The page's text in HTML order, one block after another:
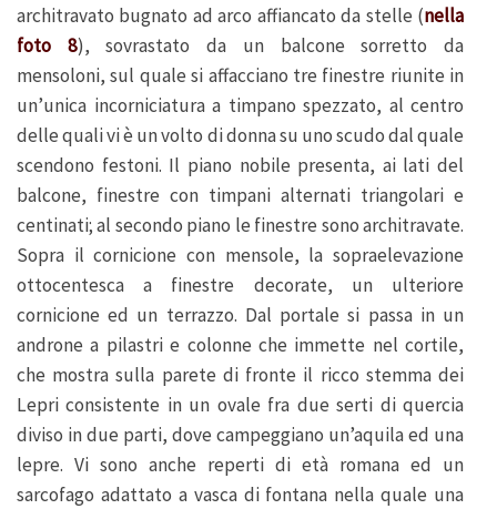
architravato bugnato ad arco affiancato da stelle (nella
foto 8), sovrastato da un balcone sorretto da
mensoloni, sul quale si affacciano tre finestre riunite in
un’unica incorniciatura a timpano spezzato, al centro
delle quali vi è un volto di donna su uno scudo dal quale
scendono festoni. Il piano nobile presenta, ai lati del
balcone, finestre con timpani alternati triangolari e
centinati; al secondo piano le finestre sono architravate.
Sopra il cornicione con mensole, la sopraelevazione
ottocentesca a finestre decorate, un ulteriore
cornicione ed un terrazzo. Dal portale si passa in un
androne a pilastri e colonne che immette nel cortile,
che mostra sulla parete di fronte il ricco stemma dei
Lepri consistente in un ovale fra due serti di quercia
diviso in due parti, dove campeggiano un’aquila ed una
lepre. Vi sono anche reperti di età romana ed un
sarcofago adattato a vasca di fontana nella quale una